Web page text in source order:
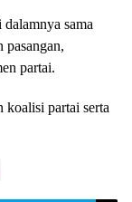
sama
pasangan,
partai.
partai serta